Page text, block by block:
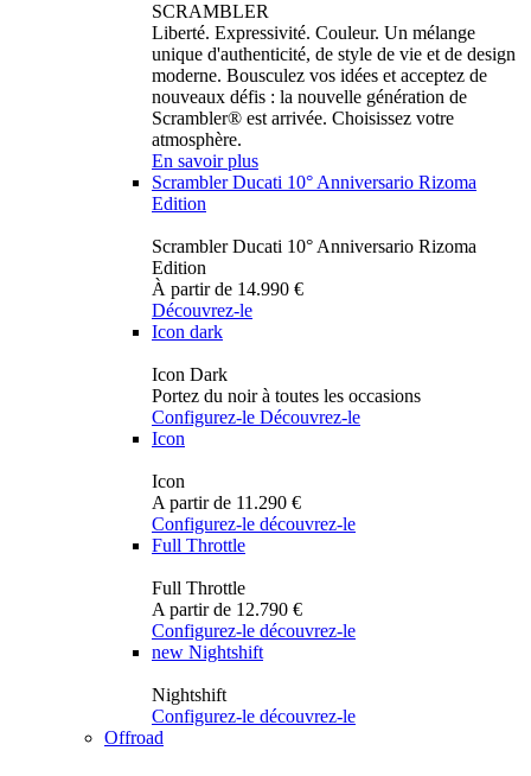
SCRAMBLER
Liberté. Expressivité. Couleur. Un mélange
unique d'authenticité, de style de vie et de design
moderne. Bousculez vos idées et acceptez de
nouveaux défis : la nouvelle génération de
Scrambler® est arrivée. Choisissez votre
atmosphère.
En savoir plus
Scrambler Ducati 10° Anniversario Rizoma
Edition
Scrambler Ducati 10° Anniversario Rizoma
Edition
À partir de 14.990 €
Découvrez-le
Icon dark
Icon Dark
Portez du noir à toutes les occasions
Configurez-le Découvrez-le
Icon
Icon
A partir de 11.290 €
Configurez-le découvrez-le
Full Throttle
Full Throttle
A partir de 12.790 €
Configurez-le découvrez-le
new Nightshift
Nightshift
Configurez-le découvrez-le
Offroad